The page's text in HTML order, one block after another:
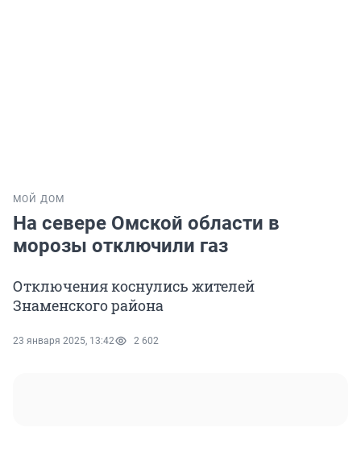
МОЙ ДОМ
На севере Омской области в
морозы отключили газ
Отключения коснулись жителей
Знаменского района
23 января 2025, 13:42 2 602